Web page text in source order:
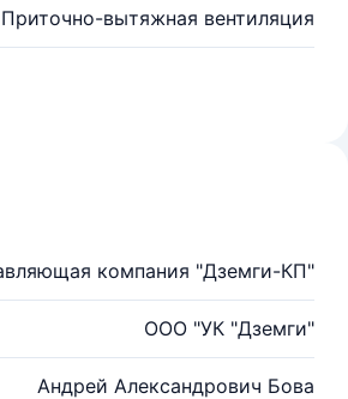
Приточно-вытяжная вентиляция
компания "Дземги-КП"
ООО "УК "Дземги"
Андрей Александрович Бова